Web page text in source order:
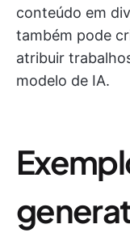
conteúdo em
também pode
atribuir
modelo de IA.